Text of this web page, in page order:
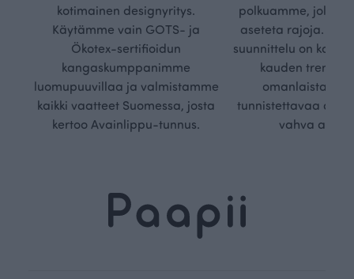
kotimainen designyritys.
Käytämme vain GOTS- ja
Ökotex-sertifioidun
kangaskumppanimme
luomupuuvillaa ja valmistamme
kaikki vaatteet Suomessa, josta
kertoo Avainlippu-tunnus.
polkuamme, jolla
aseteta rajoja.
suunnittelu on
kauden
omanlaista,
tunnistettavaa
vahva